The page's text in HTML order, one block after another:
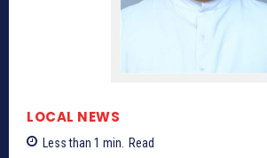
LOCAL NEWS
Less than 1 min. Read